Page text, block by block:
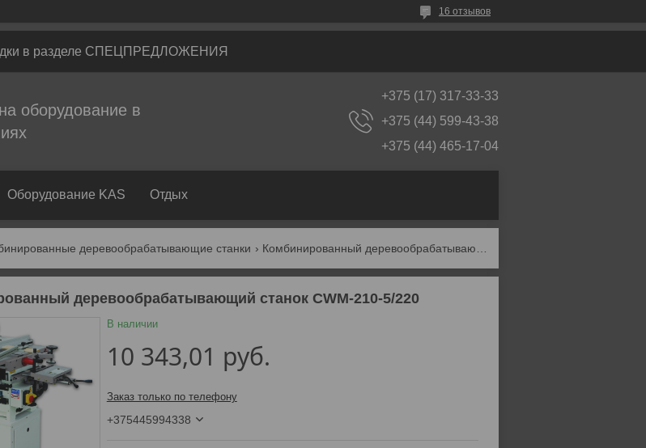
16 отзывов
в разделе СПЕЦПРЕДЛОЖЕНИЯ
оборудование в
+375 (17) 317-33-33
+375 (44) 599-43-38
+375 (44) 465-17-04
Оборудование KAS Отдых
деревообрабатывающие станки
деревообрабатывающий станок CWM-210-5/220
В наличии
10 343,01 руб.
Заказ только по телефону
+375445994338